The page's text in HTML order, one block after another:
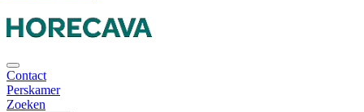
Contact
Perskamer
Zoeken